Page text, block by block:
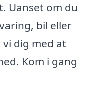
Uanset om du
bil eller
dig med at
Kom i gang